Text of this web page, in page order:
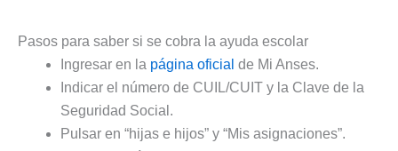
Pasos para saber si se cobra la ayuda escolar
Ingresar en la página oficial de Mi Anses.
Indicar el número de CUIL/CUIT y la Clave de la
Seguridad Social.
Pulsar en “hijas e hijos” y “Mis asignaciones”.